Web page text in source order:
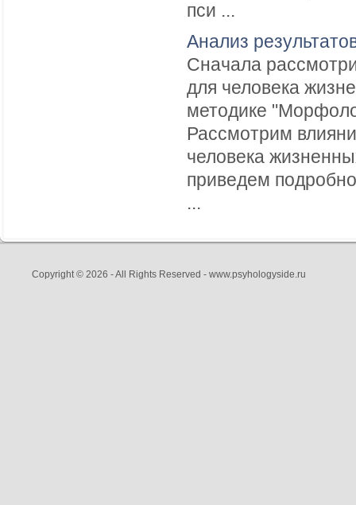
пси ...
Анализ
Сначала
для человека
методике
Рассмотрим
человека
приведем
...
Copyright © 2026 - All Rights Reserved - www.psyhologyside.ru